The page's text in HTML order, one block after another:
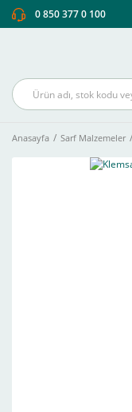
0 850 377 0 100
Anasayfa Sarf Malzemeler